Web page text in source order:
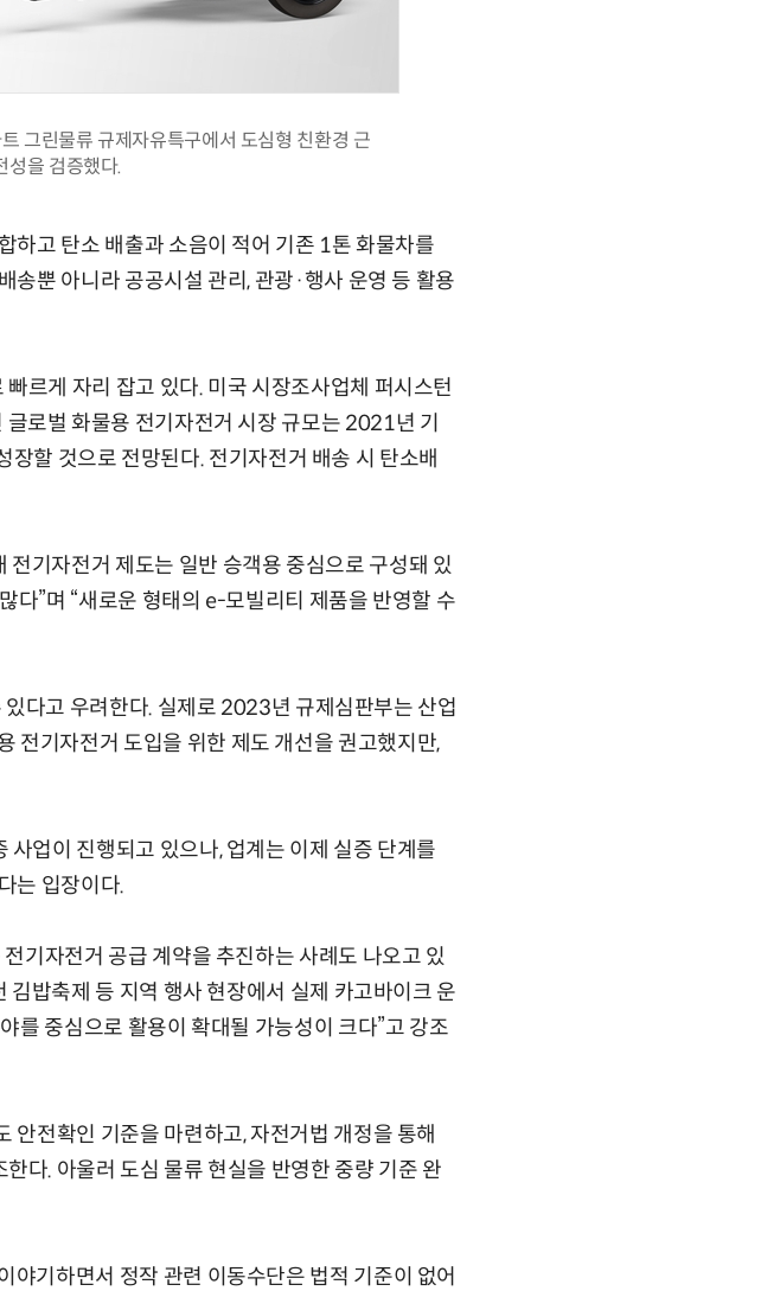
그린물류 규제자유특구에서 도심형 친환경 근
성을 검증했다.
하고 탄소 배출과 소음이 적어 기존 1톤 화물차를
송뿐 아니라 공공시설 관리, 관광·행사 운영 등 활용
르게 자리 잡고 있다. 미국 시장조사업체 퍼시스턴
로벌 화물용 전기자전거 시장 규모는 2021년 기
할 것으로 전망된다. 전기자전거 배송 시 탄소배
기자전거 제도는 일반 승객용 중심으로 구성돼 있
다”며 “새로운 형태의 e-모빌리티 제품을 반영할 수
다고 우려한다. 실제로 2023년 규제심판부는 산업
전기자전거 도입을 위한 제도 개선을 권고했지만,
업이 진행되고 있으나, 업계는 이제 실증 단계를
는 입장이다.
기자전거 공급 계약을 추진하는 사례도 나오고 있
김밥축제 등 지역 행사 현장에서 실제 카고바이크 운
를 중심으로 활용이 확대될 가능성이 크다”고 강조
안전확인 기준을 마련하고, 자전거법 개정을 통해
다. 아울러 도심 물류 현실을 반영한 중량 기준 완
야기하면서 정작 관련 이동수단은 법적 기준이 없어